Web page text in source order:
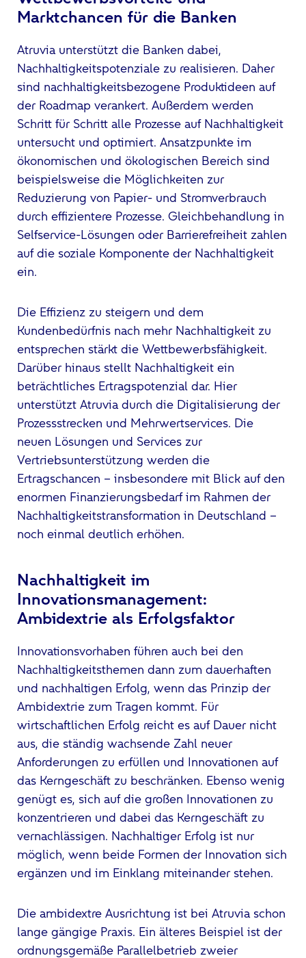
Marktchancen für die Banken
Atruvia unterstützt die Banken dabei,
Nachhaltigkeitspotenziale zu realisieren. Daher
sind nachhaltigkeitsbezogene Produktideen auf
der Roadmap verankert. Außerdem werden
Schritt für Schritt alle Prozesse auf Nachhaltigkeit
untersucht und optimiert. Ansatzpunkte im
ökonomischen und ökologischen Bereich sind
beispielsweise die Möglichkeiten zur
Reduzierung von Papier- und Stromverbrauch
durch effizientere Prozesse. Gleichbehandlung in
Selfservice-Lösungen oder Barrierefreiheit zahlen
auf die soziale Komponente der Nachhaltigkeit
ein.
Die Effizienz zu steigern und dem
Kundenbedürfnis nach mehr Nachhaltigkeit zu
entsprechen stärkt die Wettbewerbsfähigkeit.
Darüber hinaus stellt Nachhaltigkeit ein
beträchtliches Ertragspotenzial dar. Hier
unterstützt Atruvia durch die Digitalisierung der
Prozessstrecken und Mehrwertservices. Die
neuen Lösungen und Services zur
Vertriebsunterstützung werden die
Ertragschancen – insbesondere mit Blick auf den
enormen Finanzierungsbedarf im Rahmen der
Nachhaltigkeitstransformation in Deutschland –
noch einmal deutlich erhöhen.
Nachhaltigkeit im
Innovationsmanagement:
Ambidextrie als Erfolgsfaktor
Innovationsvorhaben führen auch bei den
Nachhaltigkeitsthemen dann zum dauerhaften
und nachhaltigen Erfolg, wenn das Prinzip der
Ambidextrie zum Tragen kommt. Für
wirtschaftlichen Erfolg reicht es auf Dauer nicht
aus, die ständig wachsende Zahl neuer
Anforderungen zu erfüllen und Innovationen auf
das Kerngeschäft zu beschränken. Ebenso wenig
genügt es, sich auf die großen Innovationen zu
konzentrieren und dabei das Kerngeschäft zu
vernachlässigen. Nachhaltiger Erfolg ist nur
möglich, wenn beide Formen der Innovation sich
ergänzen und im Einklang miteinander stehen.
Die ambidextre Ausrichtung ist bei Atruvia schon
lange gängige Praxis. Ein älteres Beispiel ist der
ordnungsgemäße Parallelbetrieb zweier